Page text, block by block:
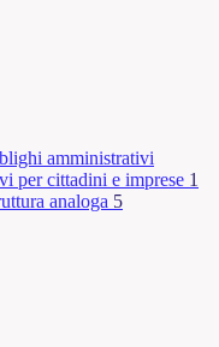
amministrativi
per cittadini e imprese 1
analoga 5